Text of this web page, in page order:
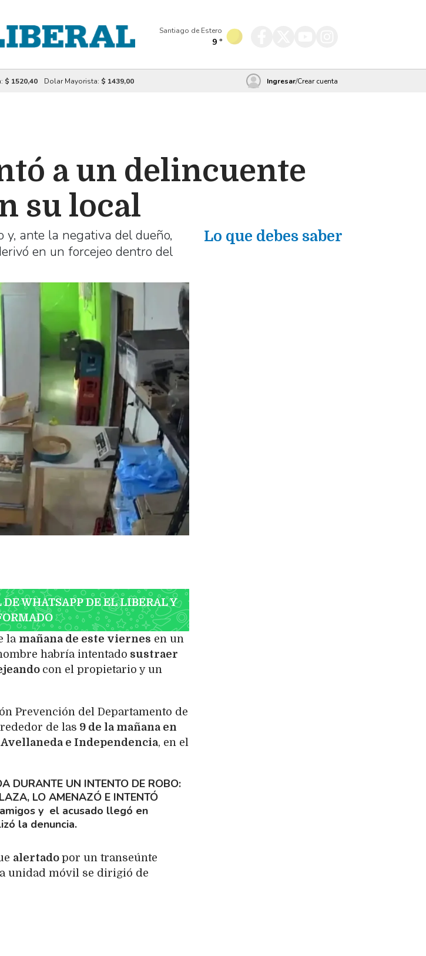
Santiago de Estero
9 º
$ 1520,40 Dolar Mayorista: $ 1439,00 Ingresar/Crear cuenta
a un delincuente
su local
y, ante la negativa del dueño,
en un forcejeo dentro del
WHATSAPP DE EL LIBERAL Y
la mañana de este viernes en un
habría intentado sustraer
con el propietario y un
Prevención del Departamento de
de las 9 de la mañana en
Avellaneda e Independencia, en el
DURANTE UN INTENTO DE ROBO
LO AMENAZÓ E INTENTÓ
y el acusado llegó en
la denuncia.
alertado por un transeúnte
unidad móvil se dirigió de
Lo que debes saber